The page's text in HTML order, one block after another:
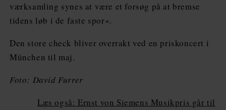
værksamling synes at være et forsøg på at bremse
tidens løb i de faste spor«.
Den store check bliver overrakt ved en priskoncert i
München til maj.
Foto: David Furrer
Læs også: Ernst von Siemens Musikpris går til